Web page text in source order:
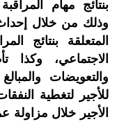
بنتائج مهام
وذلك من خلال
المتعلقة بنتائج
الاجتماعي، وكذا
والتعويضات
للأجير لتغطية
الأجير خلال مزاولة